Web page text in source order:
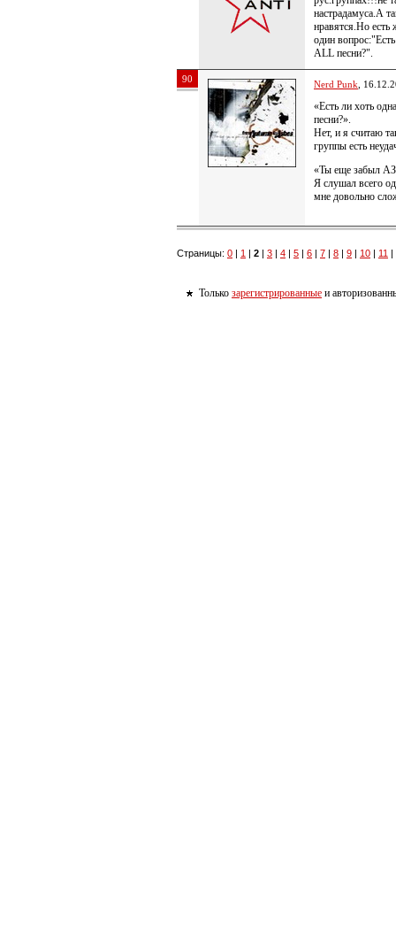
настрадамуса.А
нравятся.Но
один
ALL песни?".
90 Nerd Punk ,
«Есть ли хоть
песни?».
Нет, и я считаю
группы есть
«Ты еще забыл
Я слушал всего
мне довольно
Страницы: 0 | 1 | 2 | 3 | 4 | 5 | 6 | 7 | 8 | 9 | 10 | 11 |
Только зарегистрированные и